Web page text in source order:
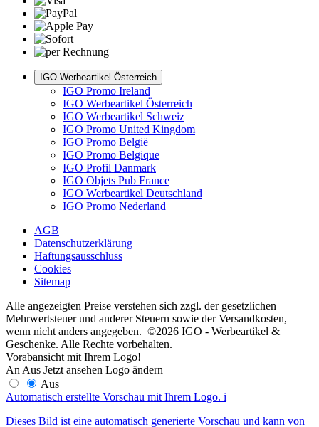
IGO Werbeartikel Österreich
IGO Promo Ireland
IGO Werbeartikel Österreich
IGO Werbeartikel Schweiz
IGO Promo United Kingdom
IGO Promo België
IGO Promo Belgique
IGO Profil Danmark
IGO Objets Pub France
IGO Werbeartikel Deutschland
IGO Promo Nederland
AGB
Datenschutzerklärung
Haftungsausschluss
Cookies
Sitemap
Alle angezeigten Preise verstehen sich zzgl. der gesetzlichen
Mehrwertsteuer und anderer Steuern sowie der Versandkosten,
wenn nicht anders angegeben. ©2026 IGO - Werbeartikel &
Geschenke. Alle Rechte vorbehalten.
Vorabansicht mit Ihrem Logo!
An Aus Jetzt ansehen Logo ändern
Aus
Automatisch erstellte Vorschau mit Ihrem Logo. i
Dieses Bild ist eine automatisch generierte Vorschau und kann von